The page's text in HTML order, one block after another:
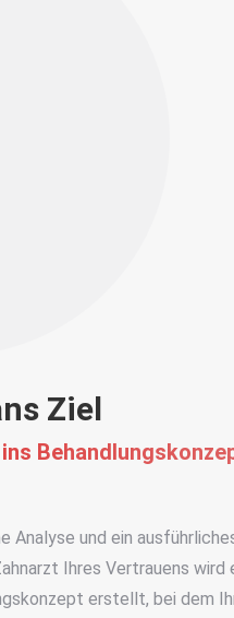
Ziel
Analyse und ein
Ihres Vertrauens wird
erstellt, bei dem